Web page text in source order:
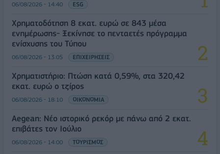
06/08/2026 - 14:40 ESG
Χρηματοδότηση 8 εκατ. ευρώ σε 843 μέσα
ενημέρωσης- Ξεκίνησε το πενταετές πρόγραμμα
ενίσχυσης του Τύπου
06/08/2026 - 13:05 ΕΠΙΧΕΙΡΗΣΕΙΣ
Χρηματιστήριο: Πτώση κατά 0,59%, στα 320,42
εκατ. ευρώ ο τζίρος
06/08/2026 - 18:10 ΟΙΚΟΝΟΜΙΑ
Aegean: Νέο ιστορικό ρεκόρ με πάνω από 2 εκατ.
επιβάτες τον Ιούλιο
06/08/2026 - 14:00 ΤΟΥΡΙΣΜΟΣ